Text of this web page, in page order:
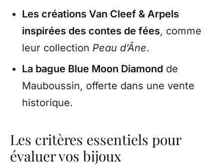
Les créations Van Cleef & Arpels
inspirées des contes de fées, comme
leur collection Peau d’Âne.
La bague Blue Moon Diamond de
Mauboussin, offerte dans une vente
historique.
Les critères essentiels pour
évaluer vos bijoux